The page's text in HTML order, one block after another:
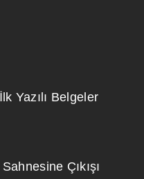
Yazılı Belgeler
Çıkışı